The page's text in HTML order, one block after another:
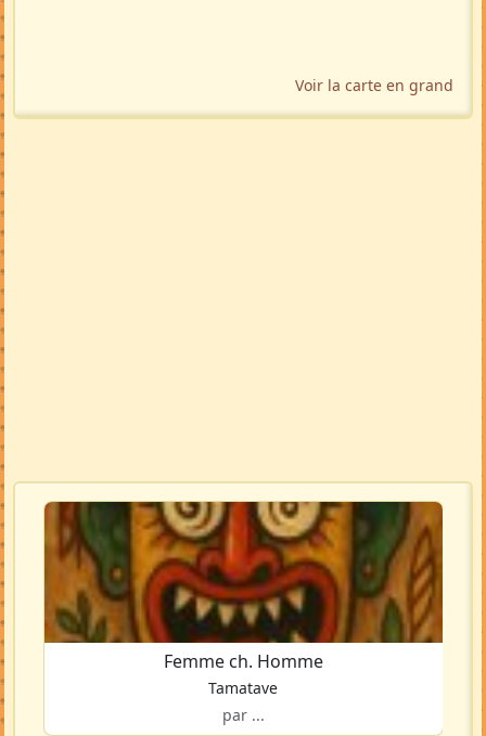
Voir la carte en grand
Femme ch. Homme
Tamatave
par ...